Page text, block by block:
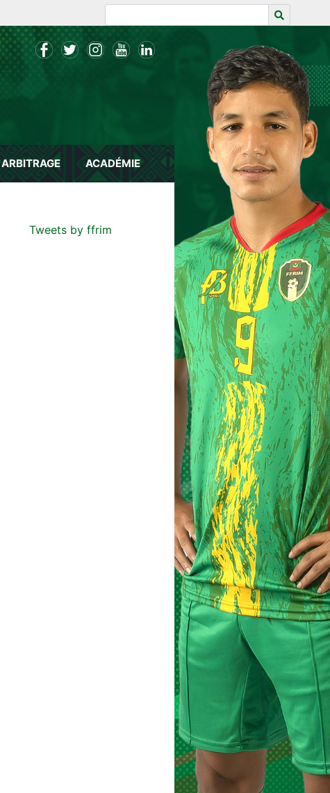
ARBITRAGE ACADÉMIE
Tweets by ffrim